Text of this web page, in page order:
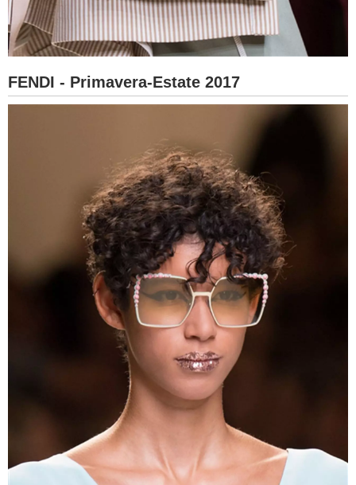
FENDI - Primavera-Estate 2017